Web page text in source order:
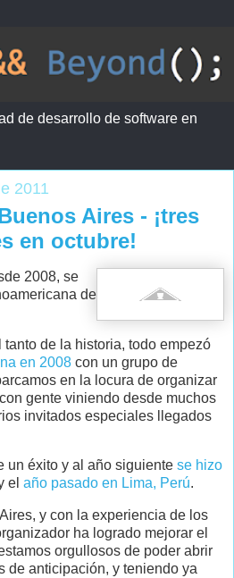
de desarrollo de software en
2011
Aires - ¡tres
en octubre!
2008, se
de
de la historia, todo empezó
en 2008 con un grupo de
en la locura de organizar
gente viniendo desde muchos
invitados especiales llegados
un éxito y al año siguiente se hizo
el año pasado en Lima, Perú.
y con la experiencia de los
ha logrado mejorar el
orgullosos de poder abrir
de anticipación, y teniendo ya